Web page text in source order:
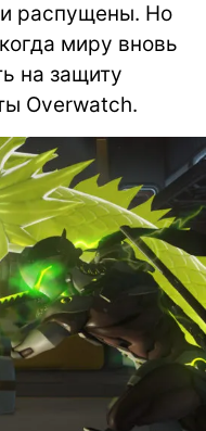
распущены. Но
миру вновь
на защиту
Overwatch.